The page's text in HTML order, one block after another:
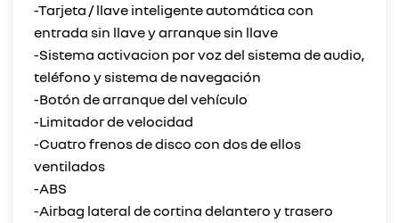
-Tarjeta / llave inteligente automática con
entrada sin llave y arranque sin llave
-Sistema activacion por voz del sistema de audio,
teléfono y sistema de navegación
-Botón de arranque del vehículo
-Limitador de velocidad
-Cuatro frenos de disco con dos de ellos
ventilados
-ABS
-Airbag lateral de cortina delantero y trasero